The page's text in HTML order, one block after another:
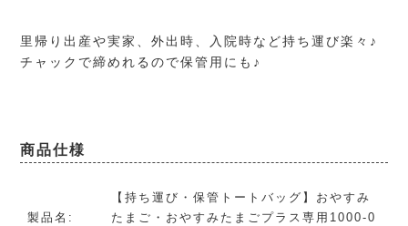
里帰り出産や実家、外出時、入院時など持ち運び楽々♪
チャックで締めれるので保管用にも♪
商品仕様
製品名:
【持ち運び・保管トートバッグ】おやすみ
たまご・おやすみたまごプラス専用1000-0